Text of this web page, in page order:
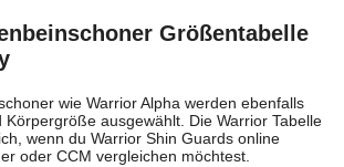
Größentabelle
wie Warrior Alpha werden ebenfalls
ausgewählt. Die Warrior Tabelle
wenn du Warrior Shin Guards online
oder CCM vergleichen möchtest.